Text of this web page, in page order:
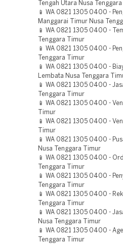
Tengah Utara Nusa
📱 WA 0821 1305 0400 -
Manggarai Timur Nusa
📱 WA 0821 1305 0400 -
Tenggara Timur
📱 WA 0821 1305 0400 -
Tenggara Timur
📱 WA 0821 1305 0400 -
Lembata Nusa Tenggara
📱 WA 0821 1305 0400 -
Tenggara Timur
📱 WA 0821 1305 0400 -
Timur
📱 WA 0821 1305 0400 -
Timur
📱 WA 0821 1305 0400 -
Nusa Tenggara Timur
📱 WA 0821 1305 0400 -
Tenggara Timur
📱 WA 0821 1305 0400 -
Tenggara Timur
📱 WA 0821 1305 0400 -
Tenggara Timur
📱 WA 0821 1305 0400 -
Nusa Tenggara Timur
📱 WA 0821 1305 0400 -
Tenggara Timur